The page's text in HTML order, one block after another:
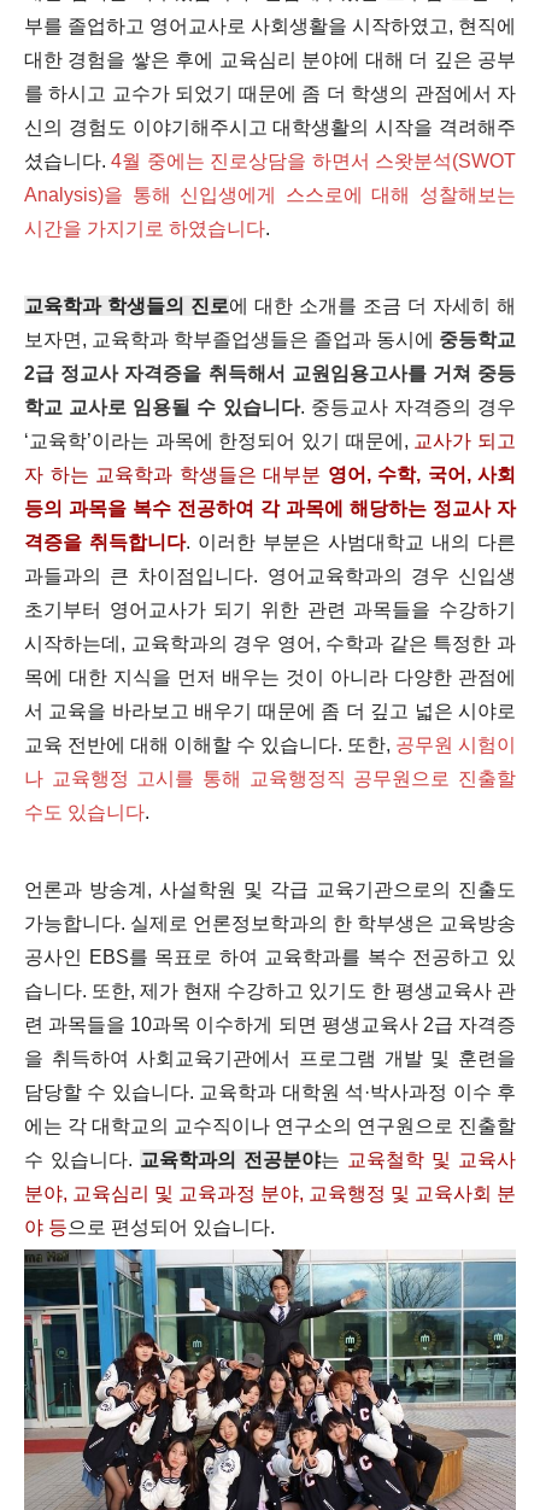
부를 졸업하고 영어교사로 사회생활을 시작하였고, 현직에
대한 경험을 쌓은 후에 교육심리 분야에 대해 더 깊은 공부
를 하시고 교수가 되었기 때문에 좀 더 학생의 관점에서 자
신의 경험도 이야기해주시고 대학생활의 시작을 격려해주
셨습니다.4월 중에는 진로상담을 하면서 스왓분석(SWOT
Analysis)을 통해 신입생에게 스스로에 대해 성찰해보는
시간을 가지기로 하였습니다.
교육학과 학생들의 진로에 대한 소개를 조금 더 자세히 해
보자면, 교육학과 학부졸업생들은 졸업과 동시에 중등학교
2급 정교사 자격증을 취득해서 교원임용고사를 거쳐 중등
학교 교사로 임용될 수 있습니다. 중등교사 자격증의 경우
‘교육학’이라는 과목에 한정되어 있기 때문에, 교사가 되고
자 하는 교육학과 학생들은 대부분 영어, 수학, 국어, 사회
등의 과목을 복수 전공하여 각 과목에 해당하는 정교사 자
격증을 취득합니다. 이러한 부분은 사범대학교 내의 다른
과들과의 큰 차이점입니다. 영어교육학과의 경우 신입생
초기부터 영어교사가 되기 위한 관련 과목들을 수강하기
시작하는데, 교육학과의 경우 영어, 수학과 같은 특정한 과
목에 대한 지식을 먼저 배우는 것이 아니라 다양한 관점에
서 교육을 바라보고 배우기 때문에 좀 더 깊고 넓은 시야로
교육 전반에 대해 이해할 수 있습니다. 또한, 공무원 시험이
나 교육행정 고시를 통해 교육행정직 공무원으로 진출할
수도 있습니다.
언론과 방송계, 사설학원 및 각급 교육기관으로의 진출도
가능합니다. 실제로 언론정보학과의 한 학부생은 교육방송
공사인 EBS를 목표로 하여 교육학과를 복수 전공하고 있
습니다. 또한, 제가 현재 수강하고 있기도 한 평생교육사 관
련 과목들을 10과목 이수하게 되면 평생교육사 2급 자격증
을 취득하여 사회교육기관에서 프로그램 개발 및 훈련을
담당할 수 있습니다. 교육학과 대학원 석·박사과정 이수 후
에는 각 대학교의 교수직이나 연구소의 연구원으로 진출할
수 있습니다. 교육학과의 전공분야는 교육철학 및 교육사
분야, 교육심리 및 교육과정 분야, 교육행정 및 교육사회 분
야 등으로 편성되어 있습니다.